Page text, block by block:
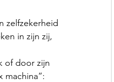
zelfzekerheid
in zijn zij,
of door zijn
machina”: